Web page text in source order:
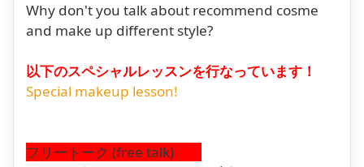
Why don't you talk about recommend cosme
and make up different style?
以下のスペシャルレッスンを行なっています！
Special makeup lesson!
フリートーク (free talk)